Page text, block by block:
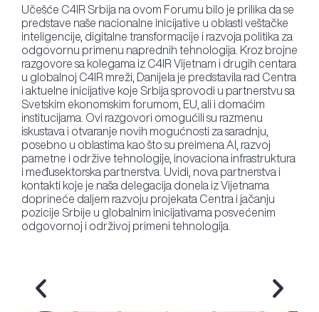
Učešće C4IR Srbija na ovom Forumu bilo je prilika da se
predstave naše nacionalne inicijative u oblasti veštačke
inteligencije, digitalne transformacije i razvoja politika za
odgovornu primenu naprednih tehnologija. Kroz brojne
razgovore sa kolegama iz C4IR Vijetnam i drugih centara
u globalnoj C4IR mreži, Danijela je predstavila rad Centra
i aktuelne inicijative koje Srbija sprovodi u partnerstvu sa
Svetskim ekonomskim forumom, EU, ali i domaćim
institucijama. Ovi razgovori omogućili su razmenu
iskustava i otvaranje novih mogućnosti za saradnju,
posebno u oblastima kao što su preimena AI, razvoj
pametne i održive tehnologije, inovaciona infrastruktura
i međusektorska partnerstva. Uvidi, nova partnerstva i
kontakti koje je naša delegacija donela iz Vijetnama
doprineće daljem razvoju projekata Centra i jačanju
pozicije Srbije u globalnim inicijativama posvećenim
odgovornoj i održivoj primeni tehnologija.